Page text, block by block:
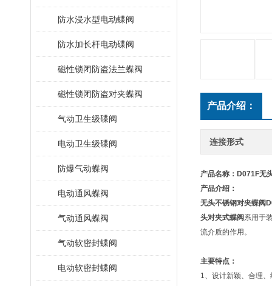
防水浸水型电动蝶阀
防水加长杆电动碟阀
磁性锁闭防盗法兰蝶阀
磁性锁闭防盗对夹蝶阀
气动卫生级碟阀
电动卫生级碟阀
防爆气动蝶阀
电动通风蝶阀
气动通风蝶阀
气动软密封蝶阀
电动软密封蝶阀
产品介绍：
连接形式
产品名称： D071F无
产品介绍：
无头不锈钢对夹蝶阀
头对夹式蝶阀 系用于
流介质的作用。
主要特点：
1、设计新颖、合理